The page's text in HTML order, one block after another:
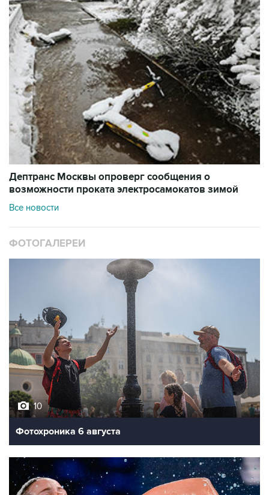
Дептранс Москвы опроверг сообщения о
возможности проката электросамокатов зимой
Все новости
ФОТОГАЛЕРЕИ
10
Фотохроника 6 августа